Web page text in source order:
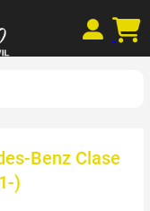
Benz Clase
)